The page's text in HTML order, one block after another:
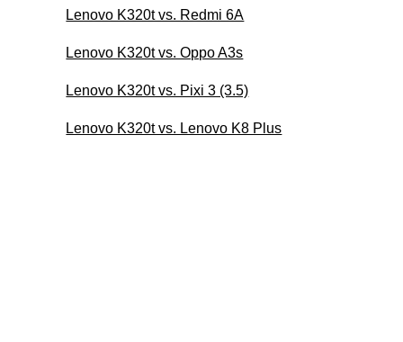
Lenovo K320t vs. Redmi 6A
Lenovo K320t vs. Oppo A3s
Lenovo K320t vs. Pixi 3 (3.5)
Lenovo K320t vs. Lenovo K8 Plus